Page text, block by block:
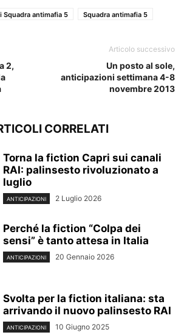
Squadra antimafia 5 Squadra antimafia 5
2,
Articolo successivo
Un posto al sole,
anticipazioni settimana 4-8
novembre 2013
CORRELATI
Torna la fiction Capri sui canali
RAI: palinsesto rivoluzionato a
luglio
ANTICIPAZIONI 2 Luglio 2026
Perché la fiction “Colpa dei
sensi” è tanto attesa in Italia
ANTICIPAZIONI 20 Gennaio 2026
Svolta per la fiction italiana: sta
arrivando il nuovo palinsesto RAI
ANTICIPAZIONI 10 Giugno 2025